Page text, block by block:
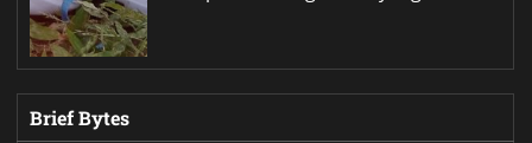
Brief Bytes